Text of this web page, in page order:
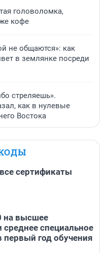
головоломка,
кофе
не общаются»: как
в землянке посреди
стреляешь».
как в нулевые
Востока
сертификаты
на высшее
среднее специальное
первый год обучения